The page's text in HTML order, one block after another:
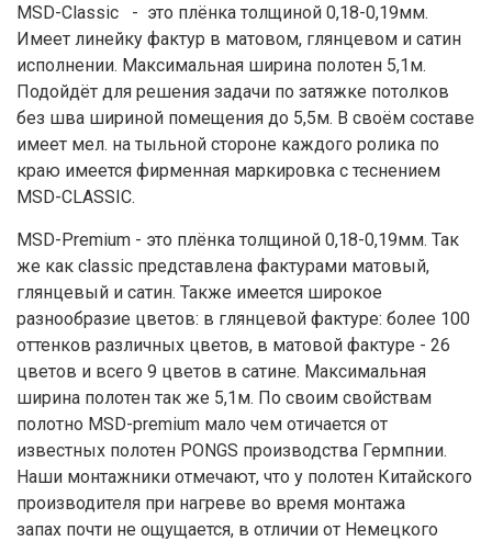
MSD-Classic - это плёнка толщиной 0,18-0,19мм.
Имеет линейку фактур в матовом, глянцевом и сатин
исполнении. Максимальная ширина полотен 5,1м.
Подойдёт для решения задачи по затяжке потолков
без шва шириной помещения до 5,5м. В своём составе
имеет мел. на тыльной стороне каждого ролика по
краю имеется фирменная маркировка с теснением
MSD-CLASSIC.
MSD-Premium - это плёнка толщиной 0,18-0,19мм. Так
же как classic представлена фактурами матовый,
глянцевый и сатин. Также имеется широкое
разнообразие цветов: в глянцевой фактуре: более 100
оттенков различных цветов, в матовой фактуре - 26
цветов и всего 9 цветов в сатине. Максимальная
ширина полотен так же 5,1м. По своим свойствам
полотно MSD-premium мало чем отичается от
известных полотен PONGS производства Гермпнии.
Наши монтажники отмечают, что у полотен Китайского
производителя при нагреве во время монтажа
запах почти не ощущается, в отличии от Немецкого